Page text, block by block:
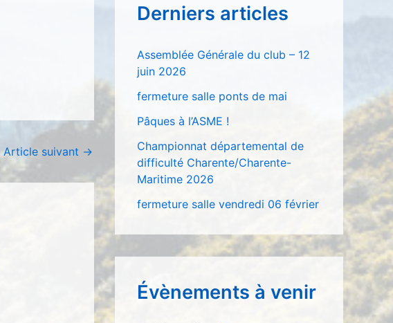
Article suivant →
r
h
:
Derniers articles
Assemblée Générale du club – 12
juin 2026
fermeture salle ponts de mai
Pâques à l’ASME !
Championnat départemental de
difficulté Charente/Charente-
Maritime 2026
fermeture salle vendredi 06 février
Évènements à venir